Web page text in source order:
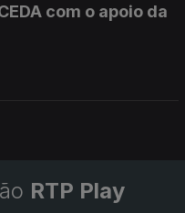
com o apoio da
RTP Play